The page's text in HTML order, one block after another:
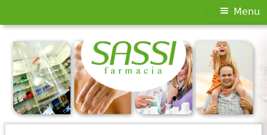
contenuto
principale
Menu